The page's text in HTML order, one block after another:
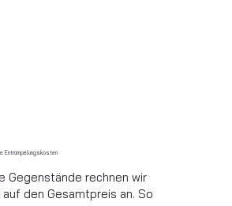
Entrümpelungskosten
Gegenstände rechnen wir
den Gesamtpreis an. So